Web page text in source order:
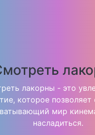
лакорны - это
которое позволяет
мир
насладиться.